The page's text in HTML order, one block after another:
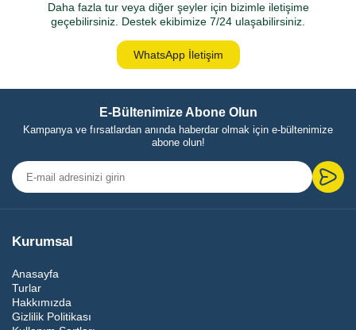
Daha fazla tur veya diğer şeyler için bizimle iletişime
geçebilirsiniz. Destek ekibimize 7/24 ulaşabilirsiniz.
WhatsApp İletişim
E-Bültenimize Abone Olun
Kampanya ve fırsatlardan anında haberdar olmak için e-bültenimize
abone olun!
Kurumsal
Anasayfa
Turlar
Hakkımızda
Gizlilik Politikası